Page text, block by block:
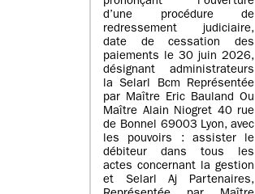
d’une procédure de
redressement judiciaire,
date de cessation des
paiements le 30 juin 2026,
désignant administrateurs
la Selarl Bcm Représentée
par Maître Eric Bauland Ou
Maître Alain Niogret 40 rue
de Bonnel 69003 Lyon, avec
les pouvoirs : assister le
débiteur dans tous les
actes concernant la gestion
et Selarl Aj Partenaires,